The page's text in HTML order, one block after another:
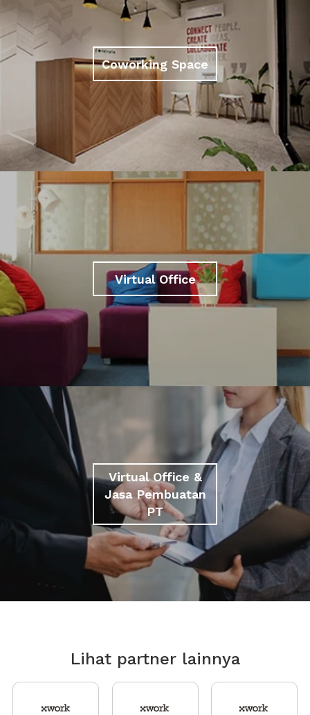
Coworking Space
Virtual Office
Virtual Office &
Jasa Pembuatan
PT
Lihat partner lainnya